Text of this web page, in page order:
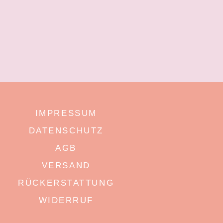
IMPRESSUM
DATENSCHUTZ
AGB
VERSAND
RÜCKERSTATTUNG
WIDERRUF